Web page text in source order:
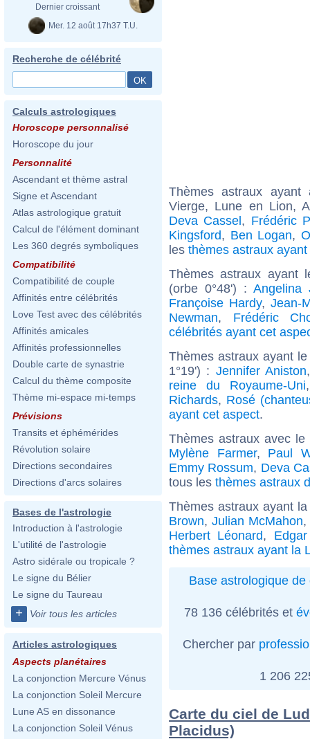
Dernier croissant
Mer. 12 août 17h37 T.U.
Recherche de célébrité
Calculs astrologiques
Horoscope personnalisé
Horoscope du jour
Personnalité
Ascendant et thème astral
Signe et Ascendant
Atlas astrologique gratuit
Calcul de l'élément dominant
Les 360 degrés symboliques
Compatibilité
Compatibilité de couple
Affinités entre célébrités
Love Test avec des célébrités
Affinités amicales
Affinités professionnelles
Double carte de synastrie
Calcul du thème composite
Thème mi-espace mi-temps
Prévisions
Transits et éphémérides
Révolution solaire
Directions secondaires
Directions d'arcs solaires
Bases de l'astrologie
Introduction à l'astrologie
L'utilité de l'astrologie
Astro sidérale ou tropicale ?
Le signe du Bélier
Le signe du Taureau
+ Voir tous les articles
Articles astrologiques
Aspects planétaires
La conjonction Mercure Vénus
La conjonction Soleil Mercure
Lune AS en dissonance
La conjonction Soleil Vénus
Thèmes astraux
Vierge, Lune en Lion,
Deva Cassel, Frédéric
Kingsford, Ben Logan,
les thèmes astraux
Thèmes astraux ayant
(orbe 0°48') : Angelina
Françoise Hardy,Jean-
Newman, Frédéric
célébrités ayant cet
Thèmes astraux ayant
1°19') : Jennifer Aniston
reine du Royaume-Uni
Richards, Rosé
ayant cet aspect.
Thèmes astraux avec
Mylène Farmer, Paul
Emmy Rossum, Deva
tous les thèmes astraux
Thèmes astraux ayant
Brown, Julian McMahon,
Herbert Léonard,
thèmes astraux ayant la
Base astrologique de
78 136 célébrités et
Chercher par
1 206
Carte du ciel de
Placidus)